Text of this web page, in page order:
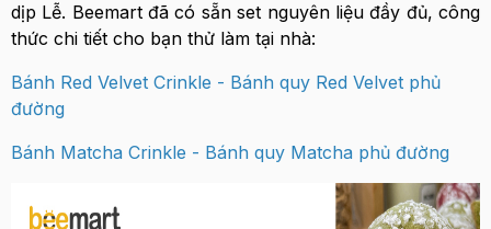
dịp Lễ. Beemart đã có sẵn set nguyên liệu đầy đủ, công
thức chi tiết cho bạn thử làm tại nhà:
Bánh Red Velvet Crinkle - Bánh quy Red Velvet phủ
đường
Bánh Matcha Crinkle - Bánh quy Matcha phủ đường